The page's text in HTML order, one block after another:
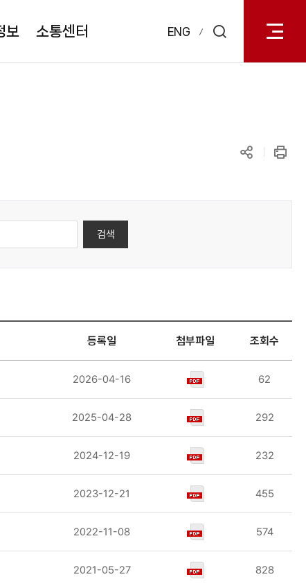
보 소통센터 ENG
열기
검색
등록일 첨부파일 조회수
2026-04-16 62
2025-04-28 292
2024-12-19 232
2023-12-21 455
2022-11-08 574
2021-05-27 828